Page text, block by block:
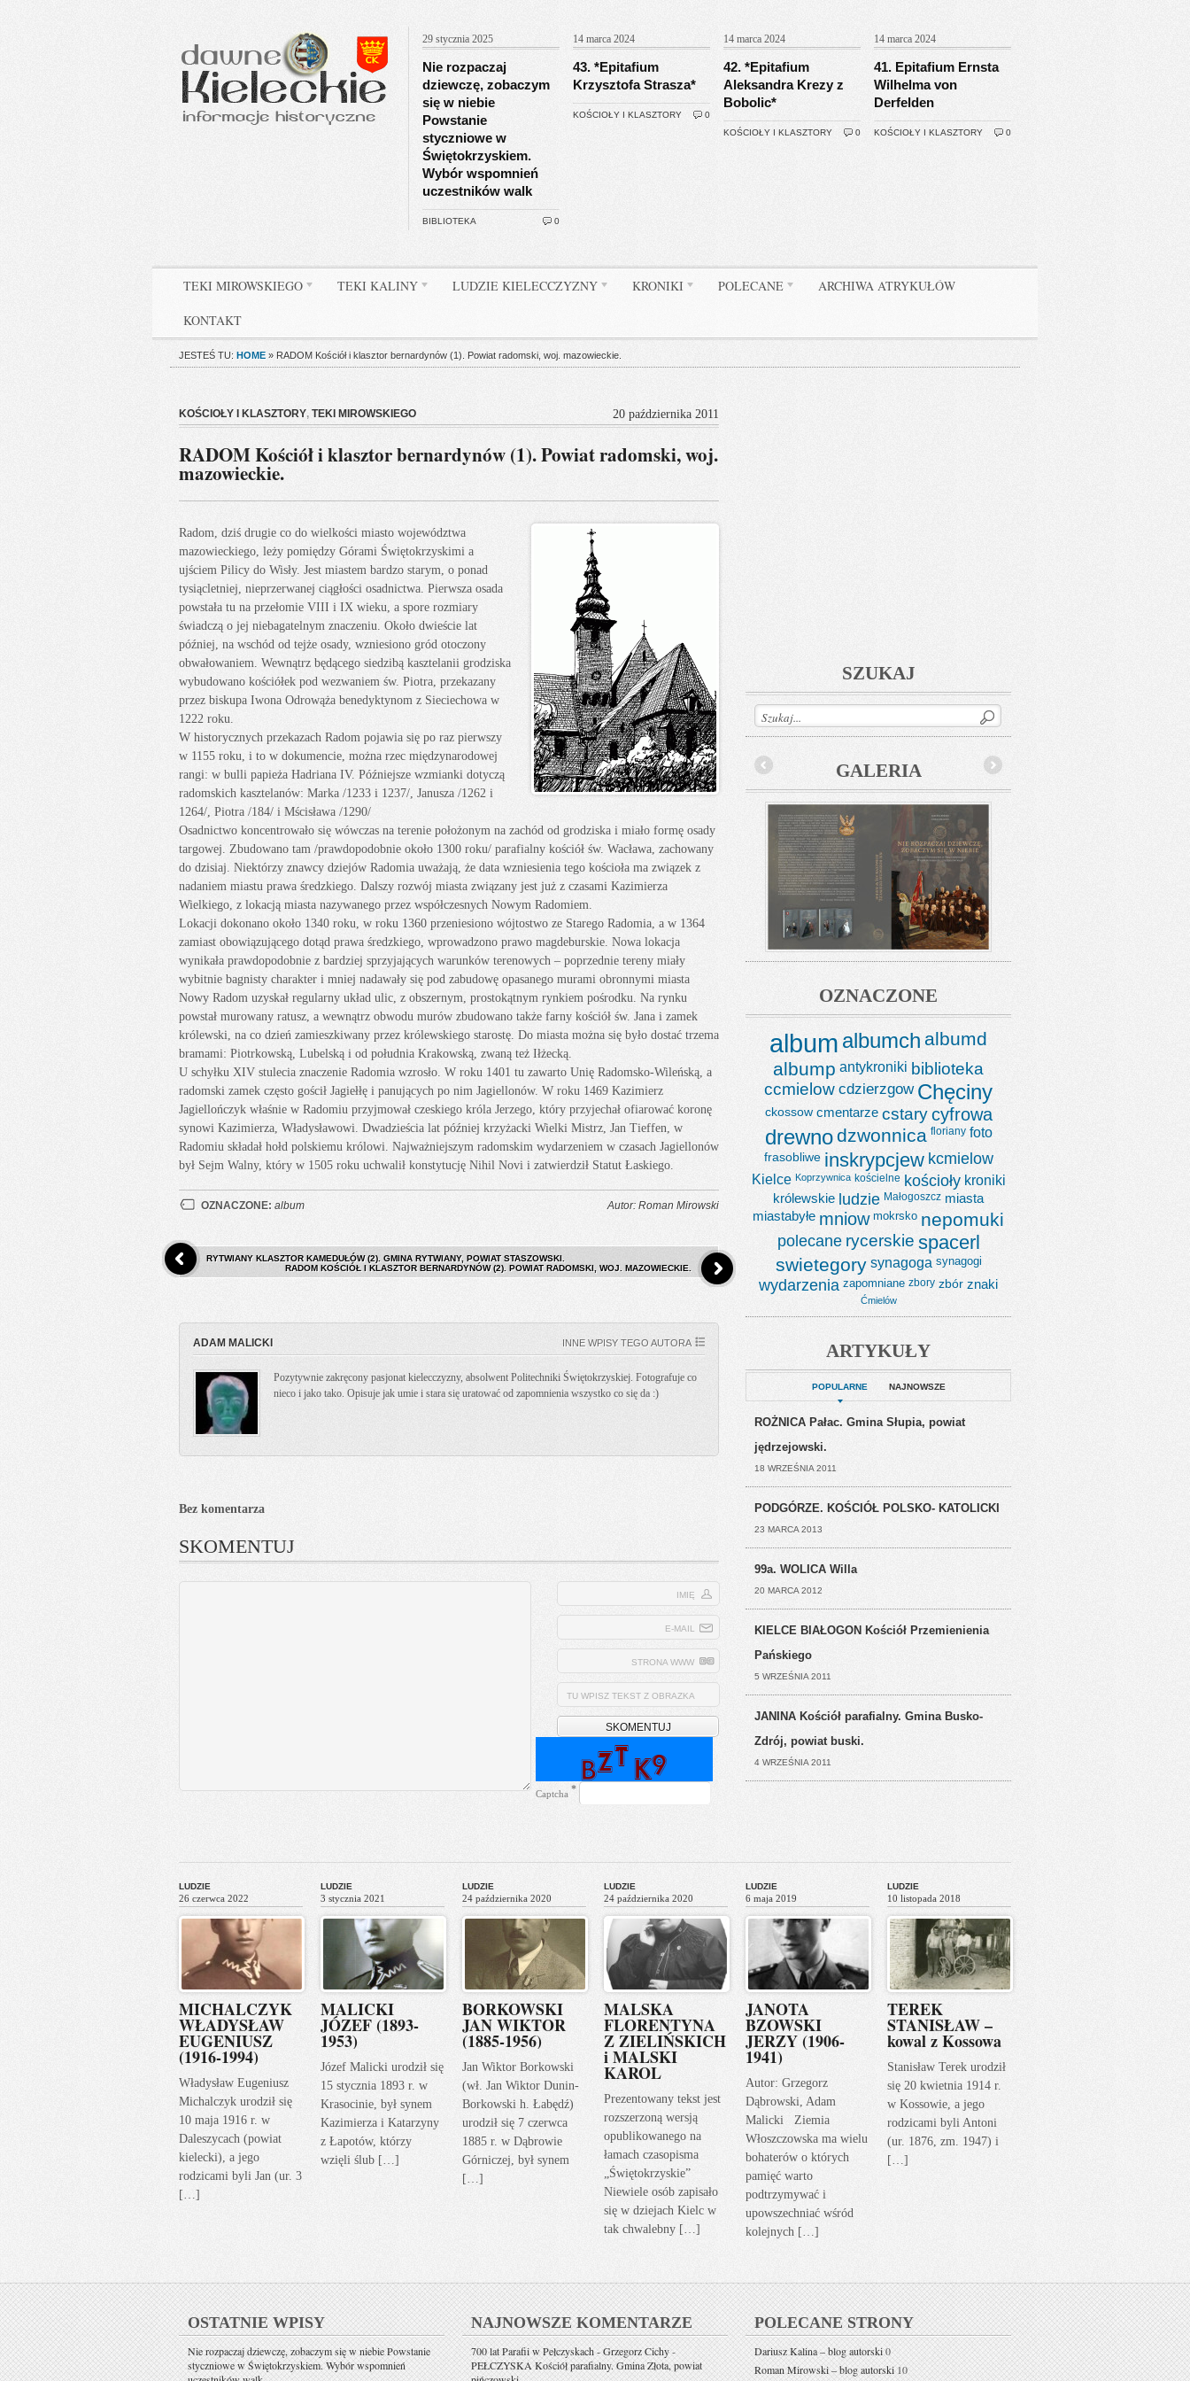
29 stycznia 2025
Nie rozpaczaj
dziewczę, zobaczym
się w niebie
Powstanie
styczniowe w
Świętokrzyskiem.
Wybór wspomnień
uczestników walk
BIBLIOTEKA 0
14 marca 2024
43. *Epitafium
Krzysztofa Strasza*
KOŚCIOŁY I KLASZTORY 0
14 marca 2024
42. *Epitafium
Aleksandra Krezy z
Bobolic*
KOŚCIOŁY I KLASZTORY 0
14 marca 2024
41. Epitafium Ernsta
Wilhelma von
Derfelden
KOŚCIOŁY I KLASZTORY 0
TEKI MIROWSKIEGO TEKI KALINY LUDZIE KIELECCZYZNY KRONIKI POLECANE ARCHIWA ATRYKUŁÓW
KONTAKT
JESTEŚ TU: HOME » RADOM Kościół i klasztor bernardynów (1). Powiat radomski, woj. mazowieckie.
KOŚCIOŁY I KLASZTORY, TEKI MIROWSKIEGO 20 października 2011
RADOM Kościół i klasztor bernardynów (1). Powiat radomski, woj.
mazowieckie.
Radom, dziś drugie co do wielkości miasto województwa
mazowieckiego, leży pomiędzy Górami Świętokrzyskimi a
ujściem Pilicy do Wisły. Jest miastem bardzo starym, o ponad
tysiącletniej, nieprzerwanej ciągłości osadnictwa. Pierwsza osada
powstała tu na przełomie VIII i IX wieku, a spore rozmiary
świadczą o jej niebagatelnym znaczeniu. Około dwieście lat
później, na wschód od tejże osady, wzniesiono gród otoczony
obwałowaniem. Wewnątrz będącego siedzibą kasztelanii grodziska
wybudowano kościółek pod wezwaniem św. Piotra, przekazany
przez biskupa Iwona Odrowąża benedyktynom z Sieciechowa w
1222 roku.
W historycznych przekazach Radom pojawia się po raz pierwszy
w 1155 roku, i to w dokumencie, można rzec międzynarodowej
rangi: w bulli papieża Hadriana IV. Późniejsze wzmianki dotyczą
radomskich kasztelanów: Marka /1233 i 1237/, Janusza /1262 i
1264/, Piotra /184/ i Mścisława /1290/
Osadnictwo koncentrowało się wówczas na terenie położonym na zachód od grodziska i miało formę osady
targowej. Zbudowano tam /prawdopodobnie około 1300 roku/ parafialny kościół św. Wacława, zachowany
do dzisiaj. Niektórzy znawcy dziejów Radomia uważają, że data wzniesienia tego kościoła ma związek z
nadaniem miastu prawa średzkiego. Dalszy rozwój miasta związany jest już z czasami Kazimierza
Wielkiego, z lokacją miasta nazywanego przez współczesnych Nowym Radomiem.
Lokacji dokonano około 1340 roku, w roku 1360 przeniesiono wójtostwo ze Starego Radomia, a w 1364
zamiast obowiązującego dotąd prawa średzkiego, wprowadzono prawo magdeburskie. Nowa lokacja
wynikała prawdopodobnie z bardziej sprzyjających warunków terenowych – poprzednie tereny miały
wybitnie bagnisty charakter i mniej nadawały się pod zabudowę opasanego murami obronnymi miasta
Nowy Radom uzyskał regularny układ ulic, z obszernym, prostokątnym rynkiem pośrodku. Na rynku
powstał murowany ratusz, a wewnątrz obwodu murów zbudowano także farny kościół św. Jana i zamek
królewski, na co dzień zamieszkiwany przez królewskiego starostę. Do miasta można się było dostać trzema
bramami: Piotrkowską, Lubelską i od południa Krakowską, zwaną też Iłżecką.
U schyłku XIV stulecia znaczenie Radomia wzrosło. W roku 1401 tu zawarto Unię Radomsko-Wileńską, a
radomski zamek często gościł Jagiełłę i panujących po nim Jagiellonów. W roku 1469 Kazimierz
Jagiellończyk właśnie w Radomiu przyjmował czeskiego króla Jerzego, który przyjechał ofiarować koronę
synowi Kazimierza, Władysławowi. Dwadzieścia lat później krzyżacki Wielki Mistrz, Jan Tieffen, w
Radomiu składał hołd polskiemu królowi. Najważniejszym radomskim wydarzeniem w czasach Jagiellonów
był Sejm Walny, który w 1505 roku uchwalił konstytucję Nihil Novi i zatwierdził Statut Łaskiego.
OZNACZONE: album Autor: Roman Mirowski
RYTWIANY KLASZTOR KAMEDUŁÓW (2). GMINA RYTWIANY, POWIAT STASZOWSKI.
RADOM KOŚCIÓŁ I KLASZTOR BERNARDYNÓW (2). POWIAT RADOMSKI, WOJ. MAZOWIECKIE.
ADAM MALICKI INNE WPISY TEGO AUTORA
Pozytywnie zakręcony pasjonat kielecczyzny, absolwent Politechniki Świętokrzyskiej. Fotografuje co
nieco i jako tako. Opisuje jak umie i stara się uratować od zapomnienia wszystko co się da :)
Bez komentarza
SKOMENTUJ
IMIĘ
E-MAIL
STRONA WWW
TU WPISZ TEKST Z OBRAZKA
Captcha *
SZUKAJ
GALERIA
OZNACZONE
album albumch albumd
albump antykroniki biblioteka
ccmielow cdzierzgow Chęciny
ckossow cmentarze cstary cyfrowa
drewnodzwonnica floriany foto
frasobliwe inskrypcjew kcmielow
Kielce Koprzywnica kościelne kościoły kroniki
królewskie ludzie Małogoszcz miasta
miastabyłe mniow mokrsko nepomuki
polecane rycerskie spacerl
swietegory synagoga synagogi
wydarzenia zapomniane zbory zbór znaki
Ćmielów
ARTYKUŁY
POPULARNE NAJNOWSZE
ROŻNICA Pałac. Gmina Słupia, powiat
jędrzejowski.
18 WRZEŚNIA 2011
PODGÓRZE. KOŚCIÓŁ POLSKO- KATOLICKI
23 MARCA 2013
99a. WOLICA Willa
20 MARCA 2012
KIELCE BIAŁOGON Kościół Przemienienia
Pańskiego
5 WRZEŚNIA 2011
JANINA Kościół parafialny. Gmina Busko-
Zdrój, powiat buski.
4 WRZEŚNIA 2011
LUDZIE
26 czerwca 2022
MICHALCZYK
WŁADYSŁAW
EUGENIUSZ
(1916-1994)
Władysław Eugeniusz
Michalczyk urodził się
10 maja 1916 r. w
Daleszycach (powiat
kielecki), a jego
rodzicami byli Jan (ur. 3
[…]
LUDZIE
3 stycznia 2021
MALICKI
JÓZEF (1893-
1953)
Józef Malicki urodził się
15 stycznia 1893 r. w
Krasocinie, był synem
Kazimierza i Katarzyny
z Łapotów, którzy
wzięli ślub […]
LUDZIE
24 października 2020
BORKOWSKI
JAN WIKTOR
(1885-1956)
Jan Wiktor Borkowski
(wł. Jan Wiktor Dunin-
Borkowski h. Łabędź)
urodził się 7 czerwca
1885 r. w Dąbrowie
Górniczej, był synem
[…]
LUDZIE
24 października 2020
MALSKA
FLORENTYNA
Z ZIELIŃSKICH
i MALSKI
KAROL
Prezentowany tekst jest
rozszerzoną wersją
opublikowanego na
łamach czasopisma
„Świętokrzyskie”
Niewiele osób zapisało
się w dziejach Kielc w
tak chwalebny […]
LUDZIE
6 maja 2019
JANOTA
BZOWSKI
JERZY (1906-
1941)
Autor: Grzegorz
Dąbrowski, Adam
Malicki Ziemia
Włoszczowska ma wielu
bohaterów o których
pamięć warto
podtrzymywać i
upowszechniać wśród
kolejnych […]
LUDZIE
10 listopada 2018
TEREK
STANISŁAW –
kowal z Kossowa
Stanisław Terek urodził
się 20 kwietnia 1914 r.
w Kossowie, a jego
rodzicami byli Antoni
(ur. 1876, zm. 1947) i
[…]
OSTATNIE WPISY
Nie rozpaczaj dziewczę, zobaczym się w niebie Powstanie
styczniowe w Świętokrzyskiem. Wybór wspomnień
NAJNOWSZE KOMENTARZE
700 lat Parafii w Pełczyskach - Grzegorz Cichy-
PEŁCZYSKA Kościół parafialny. Gmina Złota, powiat
POLECANE STRONY
Dariusz Kalina – blog autorski0
Roman Mirowski – blog autorski10